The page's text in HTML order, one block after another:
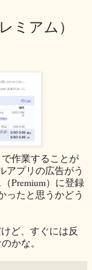
ミアム）
作業することが
アプリの広告がう
Premium）に登録
ったと思うかどう
ど、すぐには反
かな。